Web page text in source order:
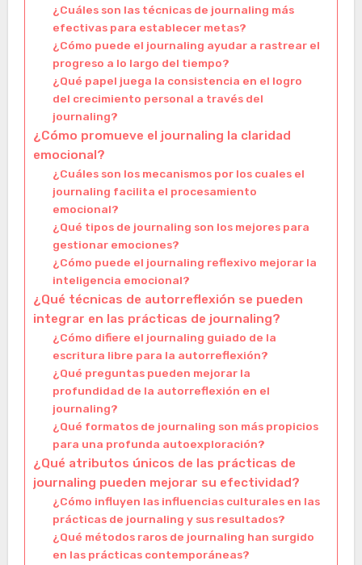
¿Cuáles son las técnicas de journaling más
efectivas para establecer metas?
¿Cómo puede el journaling ayudar a rastrear el
progreso a lo largo del tiempo?
¿Qué papel juega la consistencia en el logro
del crecimiento personal a través del
journaling?
¿Cómo promueve el journaling la claridad
emocional?
¿Cuáles son los mecanismos por los cuales el
journaling facilita el procesamiento
emocional?
¿Qué tipos de journaling son los mejores para
gestionar emociones?
¿Cómo puede el journaling reflexivo mejorar la
inteligencia emocional?
¿Qué técnicas de autorreflexión se pueden
integrar en las prácticas de journaling?
¿Cómo difiere el journaling guiado de la
escritura libre para la autorreflexión?
¿Qué preguntas pueden mejorar la
profundidad de la autorreflexión en el
journaling?
¿Qué formatos de journaling son más propicios
para una profunda autoexploración?
¿Qué atributos únicos de las prácticas de
journaling pueden mejorar su efectividad?
¿Cómo influyen las influencias culturales en las
prácticas de journaling y sus resultados?
¿Qué métodos raros de journaling han surgido
en las prácticas contemporáneas?